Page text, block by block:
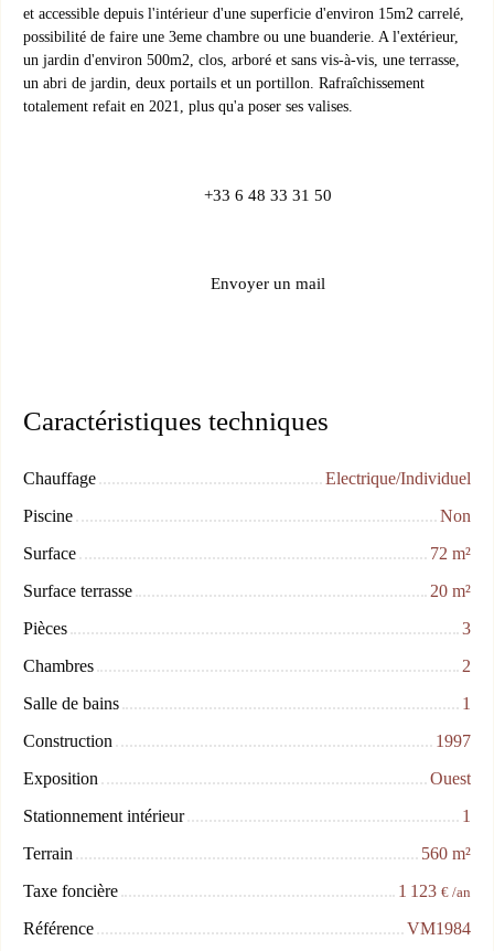
et accessible depuis l'intérieur d'une superficie d'environ 15m2 carrelé,
possibilité de faire une 3eme chambre ou une buanderie. A l'extérieur,
un jardin d'environ 500m2, clos, arboré et sans vis-à-vis, une terrasse,
un abri de jardin, deux portails et un portillon. Rafraîchissement
totalement refait en 2021, plus qu'a poser ses valises.
+33 6 48 33 31 50
Envoyer un mail
Caractéristiques techniques
Chauffage
Electrique/Individuel
Piscine
Non
Surface
72 m²
Surface terrasse
20 m²
Pièces
3
Chambres
2
Salle de bains
1
Construction
1997
Exposition
Ouest
Stationnement intérieur
1
Terrain
560 m²
Taxe foncière
1 123 € /an
Référence VM1984